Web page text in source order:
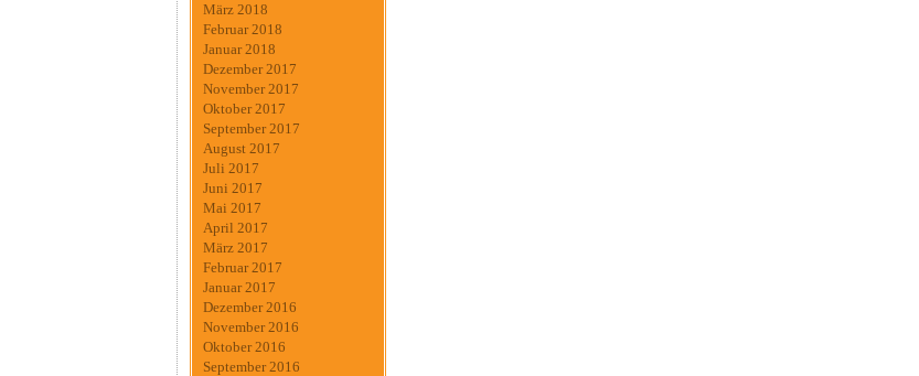
März 2018
Februar 2018
Januar 2018
Dezember 2017
November 2017
Oktober 2017
September 2017
August 2017
Juli 2017
Juni 2017
Mai 2017
April 2017
März 2017
Februar 2017
Januar 2017
Dezember 2016
November 2016
Oktober 2016
September 2016